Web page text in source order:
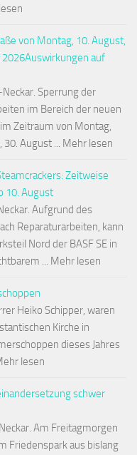
von Montag, 10. August,
2026Auswirkungen auf
Sperrung der
im Bereich der neuen
Zeitraum von Montag,
30. August ... Mehr lesen
Zeitweise
10. August
Aufgrund des
Reparaturarbeiten, kann
Nord der BASF SE in
... Mehr lesen
Heiko Schipper, waren
Kirche in
dieses Jahres
lesen
schwer
Am Freitagmorgen
Friedenspark aus bislang